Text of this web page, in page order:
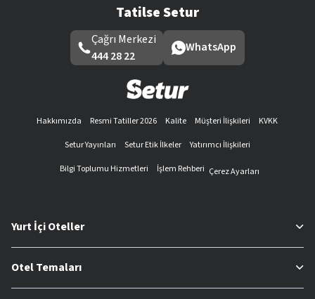
Tatilse Setur
Çağrı Merkezi
444 28 22
WhatsApp
Hakkımızda Resmi Tatiller 2026 Kalite Müşteri İlişkileri
KVKK
Setur Yayınları
Setur Etik İlkeler
Yatırımcı İlişkileri
Bilgi Toplumu Hizmetleri
İşlem Rehberi Çerez Ayarları
Yurt İçi Oteller
Otel Temaları